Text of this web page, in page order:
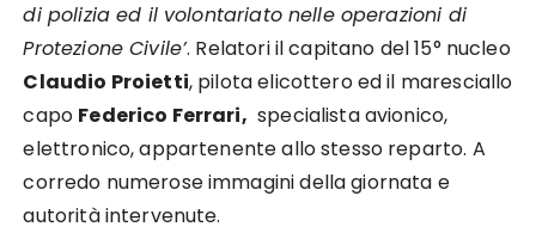
di polizia ed il volontariato nelle operazioni di
Protezione Civile’. Relatori il capitano del 15° nucleo
Claudio Proietti, pilota elicottero ed il maresciallo
capo Federico Ferrari, specialista avionico,
elettronico, appartenente allo stesso reparto. A
corredo numerose immagini della giornata e
autorità intervenute.